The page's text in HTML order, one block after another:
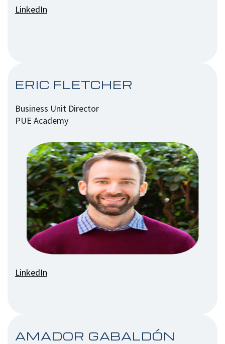
LinkedIn
ERIC FLETCHER
Business Unit Director
PUE Academy
LinkedIn
AMADOR GABALDÓN